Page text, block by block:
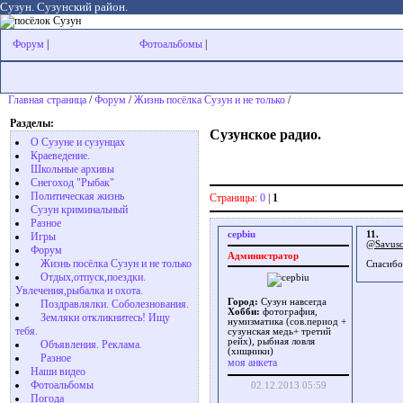
Сузун. Сузунский район.
Форум Фотоальбомы
Главная страница /Форум /Жизнь посёлка Сузун и не только /
Разделы:
О Сузуне и сузунцах
Краеведение.
Школьные архивы
Снегоход "Рыбак"
Политическая жизнь
Сузун криминальный
Разное
Игры
Форум
Жизнь посёлка Сузун и не только
Отдых,отпуск,поездки.
Увлечения,рыбалка и охота.
Поздравлялки. Соболезнования.
Земляки откликнитесь! Ищу
тебя.
Объявления. Реклама.
Разное
Наши видео
Фотоальбомы
Погода
Сузунское радио.
Страницы: 0 1
cepbiu
Администратор
Город: Сузун навсегда
Хобби: фотография,
нумизматика (сов.период +
сузунская медь+ третий
рейх), рыбная ловля
(хищники)
моя анкета
02.12.2013 05:59
11.